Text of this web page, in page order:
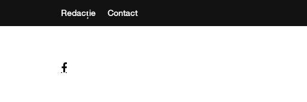
Redacție Contact